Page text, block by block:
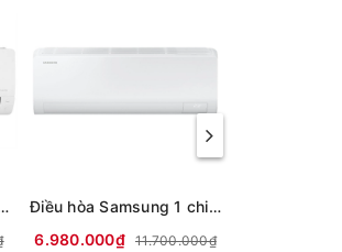
Inverter IEC09M2 mới 2026
Điều hòa Samsung 1 chiều Inverter 1.5HP-12.000BTU AR13DYHZAWKNSV
6.980.000₫
11.700.000₫